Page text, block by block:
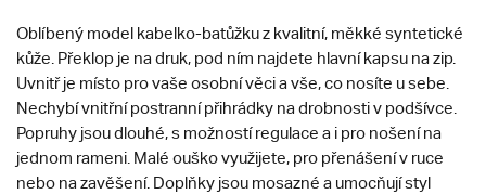
Oblíbený model kabelko-batůžku z kvalitní, měkké syntetické
kůže. Překlop je na druk, pod ním najdete hlavní kapsu na zip.
Uvnitř je místo pro vaše osobní věci a vše, co nosíte u sebe.
Nechybí vnitřní postranní přihrádky na drobnosti v podšívce.
Popruhy jsou dlouhé, s možností regulace a i pro nošení na
jednom rameni. Malé ouško využijete, pro přenášení v ruce
nebo na zavěšení. Doplňky jsou mosazné a umocňují styl